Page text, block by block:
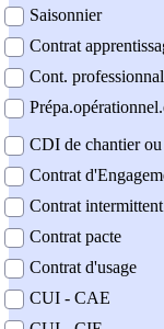
Saisonnier
Contrat
Cont.
CDI de chantier
Contrat
Contrat intermittent
Contrat pacte
Contrat d'usage
CUI - CAE